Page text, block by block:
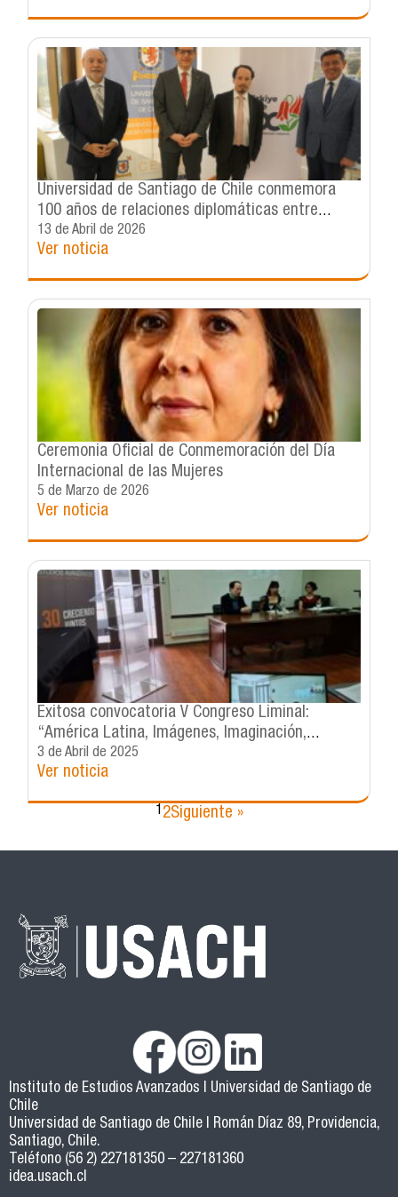
Universidad de Santiago de Chile conmemora
100 años de relaciones diplomáticas entre
Türkiye y Chile con Seminario Internacional
13 de Abril de 2026
Ver noticia
Ceremonia Oficial de Conmemoración del Día
Internacional de las Mujeres
5 de Marzo de 2026
Ver noticia
Exitosa convocatoria V Congreso Liminal:
“América Latina, Imágenes, Imaginación,
Imaginarios”
3 de Abril de 2025
Ver noticia
12Siguiente »
Instituto de Estudios Avanzados | Universidad de Santiago de
Chile
Universidad de Santiago de Chile | Román Díaz 89, Providencia,
Santiago, Chile.
Teléfono (56 2) 227181350 – 227181360
idea.usach.cl